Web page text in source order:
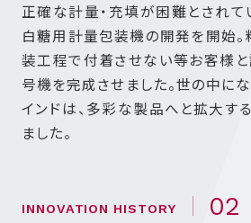
正確な計量・充填が困難とされて
白糖用計量包装機の開発を開始
装工程で付着させない等お客様
号機を完成させました。世の中に
インドは、多彩な製品へと拡大す
ました。
INNOVATION HISTORY 02